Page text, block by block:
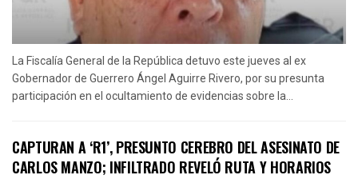
La Fiscalía General de la República detuvo este jueves al ex
Gobernador de Guerrero Ángel Aguirre Rivero, por su presunta
participación en el ocultamiento de evidencias sobre la...
CAPTURAN A ‘R1’, PRESUNTO CEREBRO DEL ASESINATO DE
CARLOS MANZO; INFILTRADO REVELÓ RUTA Y HORARIOS